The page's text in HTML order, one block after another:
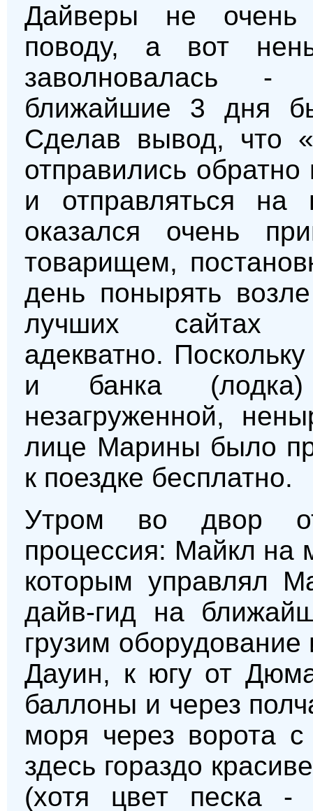
Дайверы не очень
поводу, а вот
заволновалась
ближайшие 3 дня
Сделав вывод, что
отправились
и отправляться
оказался очень
товарищем,
день понырять
лучших сайтах
адекватно.
и банка
незагруженной,
лице Марины было
к поездке бесплатно.
Утром во двор
процессия: Майкл на
которым управлял
дайв-гид на
грузим
Дауин, к югу от
баллоны и через
моря через ворота
здесь гораздо
(хотя цвет песка